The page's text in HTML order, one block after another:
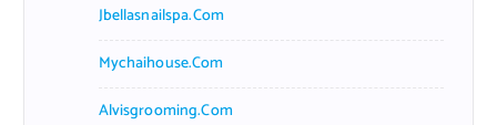
Jbellasnailspa.com
Mychaihouse.com
Alvisgrooming.com